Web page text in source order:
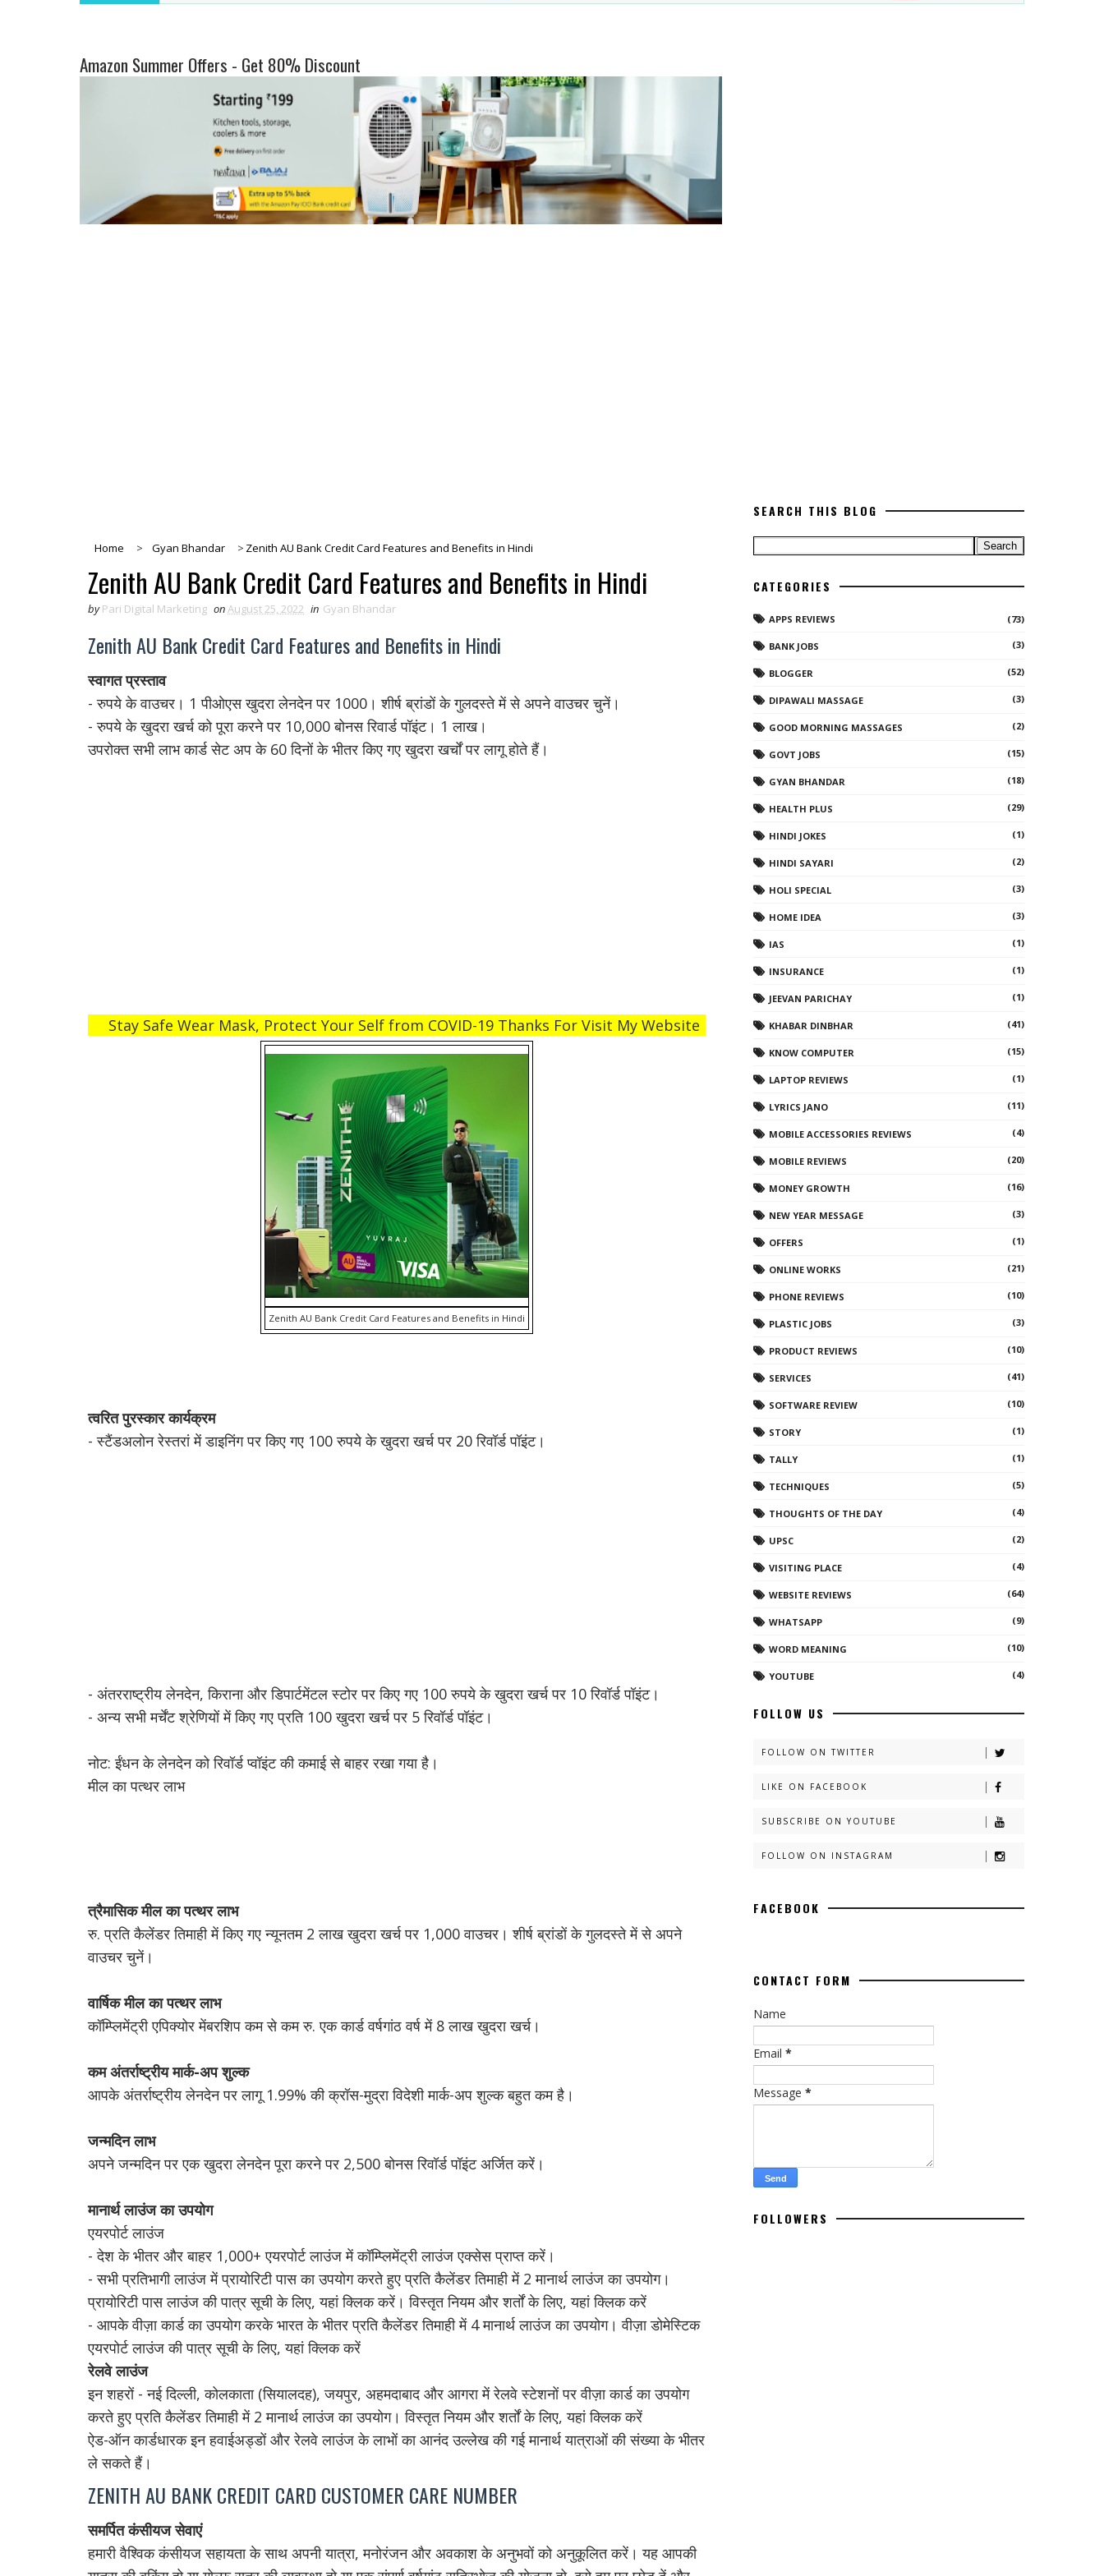
Amazon Summer Offers - Get 80% Discount
Home > Gyan Bhandar > Zenith AU Bank Credit Card Features and Benefits in Hindi
Zenith AU Bank Credit Card Features and Benefits in Hindi
by Pari Digital Marketing onAugust 25, 2022 in Gyan Bhandar
Zenith AU Bank Credit Card Features and Benefits in Hindi
स्वागत प्रस्ताव
- रुपये के वाउचर। 1 पीओएस खुदरा लेनदेन पर 1000। शीर्ष ब्रांडों के गुलदस्ते में से अपने वाउचर चुनें।
- रुपये के खुदरा खर्च को पूरा करने पर 10,000 बोनस रिवार्ड पॉइंट। 1 लाख।
उपरोक्त सभी लाभ कार्ड सेट अप के 60 दिनों के भीतर किए गए खुदरा खर्चों पर लागू होते हैं।
Stay Safe Wear Mask, Protect Your Self from COVID-19 Thanks For Visit My Website
Zenith AU Bank Credit Card Features and Benefits in Hindi
त्वरित पुरस्कार कार्यक्रम
- स्टैंडअलोन रेस्तरां में डाइनिंग पर किए गए 100 रुपये के खुदरा खर्च पर 20 रिवॉर्ड पॉइंट।
- अंतरराष्ट्रीय लेनदेन, किराना और डिपार्टमेंटल स्टोर पर किए गए 100 रुपये के खुदरा खर्च पर 10 रिवॉर्ड पॉइंट।
- अन्य सभी मर्चेंट श्रेणियों में किए गए प्रति 100 खुदरा खर्च पर 5 रिवॉर्ड पॉइंट।
नोट: ईंधन के लेनदेन को रिवॉर्ड प्वॉइंट की कमाई से बाहर रखा गया है।
मील का पत्थर लाभ
त्रैमासिक मील का पत्थर लाभ
रु. प्रति कैलेंडर तिमाही में किए गए न्यूनतम 2 लाख खुदरा खर्च पर 1,000 वाउचर। शीर्ष ब्रांडों के गुलदस्ते में से अपने
वाउचर चुनें।
वार्षिक मील का पत्थर लाभ
कॉम्प्लिमेंट्री एपिक्योर मेंबरशिप कम से कम रु. एक कार्ड वर्षगांठ वर्ष में 8 लाख खुदरा खर्च।
कम अंतर्राष्ट्रीय मार्क-अप शुल्क
आपके अंतर्राष्ट्रीय लेनदेन पर लागू 1.99% की क्रॉस-मुद्रा विदेशी मार्क-अप शुल्क बहुत कम है।
जन्मदिन लाभ
अपने जन्मदिन पर एक खुदरा लेनदेन पूरा करने पर 2,500 बोनस रिवॉर्ड पॉइंट अर्जित करें।
मानार्थ लाउंज का उपयोग
एयरपोर्ट लाउंज
- देश के भीतर और बाहर 1,000+ एयरपोर्ट लाउंज में कॉम्प्लिमेंट्री लाउंज एक्सेस प्राप्त करें।
- सभी प्रतिभागी लाउंज में प्रायोरिटी पास का उपयोग करते हुए प्रति कैलेंडर तिमाही में 2 मानार्थ लाउंज का उपयोग।
प्रायोरिटी पास लाउंज की पात्र सूची के लिए, यहां क्लिक करें। विस्तृत नियम और शर्तों के लिए, यहां क्लिक करें
- आपके वीज़ा कार्ड का उपयोग करके भारत के भीतर प्रति कैलेंडर तिमाही में 4 मानार्थ लाउंज का उपयोग। वीज़ा डोमेस्टिक
एयरपोर्ट लाउंज की पात्र सूची के लिए, यहां क्लिक करें
रेलवे लाउंज
इन शहरों - नई दिल्ली, कोलकाता (सियालदह), जयपुर, अहमदाबाद और आगरा में रेलवे स्टेशनों पर वीज़ा कार्ड का उपयोग
करते हुए प्रति कैलेंडर तिमाही में 2 मानार्थ लाउंज का उपयोग। विस्तृत नियम और शर्तों के लिए, यहां क्लिक करें
ऐड-ऑन कार्डधारक इन हवाईअड्डों और रेलवे लाउंज के लाभों का आनंद उल्लेख की गई मानार्थ यात्राओं की संख्या के भीतर
ले सकते हैं।
ZENITH AU BANK CREDIT CARD CUSTOMER CARE NUMBER
समर्पित कंसीयज सेवाएं
हमारी वैश्विक कंसीयज सहायता के साथ अपनी यात्रा, मनोरंजन और अवकाश के अनुभवों को अनुकूलित करें। यह आपकी
SEARCH THIS BLOG
CATEGORIES
APPS REVIEWS (73)
BANK JOBS (3)
BLOGGER (52)
DIPAWALI MASSAGE (3)
GOOD MORNING MASSAGES (2)
GOVT JOBS (15)
GYAN BHANDAR (18)
HEALTH PLUS (29)
HINDI JOKES (1)
HINDI SAYARI (2)
HOLI SPECIAL (3)
HOME IDEA (3)
IAS (1)
INSURANCE (1)
JEEVAN PARICHAY (1)
KHABAR DINBHAR (41)
KNOW COMPUTER (15)
LAPTOP REVIEWS (1)
LYRICS JANO (11)
MOBILE ACCESSORIES REVIEWS (4)
MOBILE REVIEWS (20)
MONEY GROWTH (16)
NEW YEAR MESSAGE (3)
OFFERS (1)
ONLINE WORKS (21)
PHONE REVIEWS (10)
PLASTIC JOBS (3)
PRODUCT REVIEWS (10)
SERVICES (41)
SOFTWARE REVIEW (10)
STORY (1)
TALLY (1)
TECHNIQUES (5)
THOUGHTS OF THE DAY (4)
UPSC (2)
VISITING PLACE (4)
WEBSITE REVIEWS (64)
WHATSAPP (9)
WORD MEANING (10)
YOUTUBE (4)
FOLLOW US
FOLLOW ON TWITTER
LIKE ON FACEBOOK
SUBSCRIBE ON YOUTUBE
FOLLOW ON INSTAGRAM
FACEBOOK
CONTACT FORM
Name
Email *
Message *
FOLLOWERS